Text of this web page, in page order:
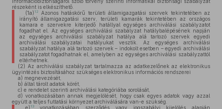
részeként is elkészíthető.
(1a) 12
Azonos hatáskörű területi államigazgatási szervek tekintetében az
irányító államigazgatási szerv, területi kamarák tekintetében az országos
kamara e szervekre kiterjedő hatállyal egységes archiválási szabályzatot
fogadhat el. Az egységes archiválási szabályzat hatálybalépésének napján
az egységes archiválási szabályzat hatálya alá tartozó szervek egyedi
archiválási szabályzatai hatályukat vesztik. Az egységes archiválási
szabályzat hatálya alá tartozó szervek – indokolt esetben – egyedi archiválási
szabályzatot fogadhatnak el, amelyben az egységes archiválási szabályzattól
eltérhetnek.
(2) Az archiválási szabályzat tartalmazza az adatkezelőnek az elektronikus
ügyintézés biztosításához szükséges elektronikus információs rendszerei
a) megnevezését,
b) által tárolt adatok körét,
c) e rendelet szerinti archiválási kategóriába sorolását,
d) vonatkozásában annak megjelölését, hogy csak egyes adatok vagy azzal
együtt a teljes futtatási környezet archiválására van-e szükség.
e) 13vonatkozásában szerződés vagy jogszabályi kijelölés alapján